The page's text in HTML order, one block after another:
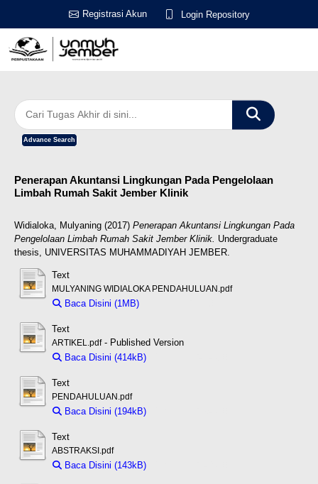
Registrasi Akun Login Repository
Advance Search
Penerapan Akuntansi Lingkungan Pada Pengelolaan
Limbah Rumah Sakit Jember Klinik
Widialoka, Mulyaning (2017) Penerapan Akuntansi Lingkungan Pada
Pengelolaan Limbah Rumah Sakit Jember Klinik. Undergraduate
thesis, UNIVERSITAS MUHAMMADIYAH JEMBER.
Text
MULYANING WIDIALOKA PENDAHULUAN.pdf
Baca Disini (1MB)
Text
ARTIKEL.pdf- Published Version
Baca Disini (414kB)
Text
PENDAHULUAN.pdf
Baca Disini (194kB)
Text
ABSTRAKSI.pdf
Baca Disini (143kB)